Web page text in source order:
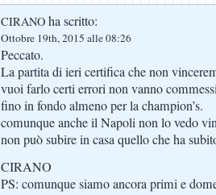
CIRANO ha scritto:
Ottobre 19th, 2015 alle 08:26
Peccato.
La partita di ieri certifica che non
vuoi farlo certi errori non vanno
fino in fondo almeno per la champion’s.
comunque anche il Napoli non lo vedo
non può subire in casa quello che ha
CIRANO
PS: comunque siamo ancora primi e